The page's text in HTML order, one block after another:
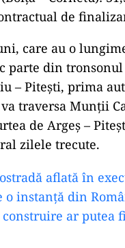
de
care au o
parte din
– Pitești, prima
traversa Munții
de Argeș –
zilele trecute.
aflată în
o instanță din
ar putea